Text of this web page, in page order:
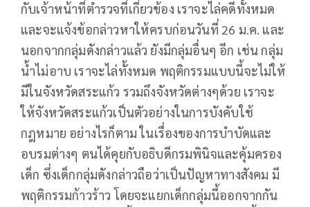
กับเจ้าหน้าที่ตำรวจที่เกี่ยวข้อง เราจะไล่คดีทั้งหมด
และจะแจ้งข้อกล่าวหาให้ครบก่อนวันที่ 26 ม.ค. และ
นอกจากกลุ่มดังกล่าวแล้ว ยังมีกลุ่มอื่นๆ อีก เช่น กลุ่ม
น้ำไม่อาบ เราจะไล่ทั้งหมด พฤติกรรมแบบนี้จะไม่ให้
มีในจังหวัดสระแก้ว รวมถึงจังหวัดต่างๆด้วย เราจะ
ให้จังหวัดสระแก้วเป็นตัวอย่างในการบังคับใช้
กฎหมาย อย่างไรก็ตาม ในเรื่องของการบำบัดและ
อบรมต่างๆ ตนได้คุยกับอธิบดีกรมพินิจและคุ้มครอง
เด็ก ซึ่งเด็กกลุ่มดังกล่าวถือว่าเป็นปัญหาทางสังคม มี
พฤติกรรมก้าวร้าว โดยจะแยกเด็กกลุ่มนี้ออกจากกัน